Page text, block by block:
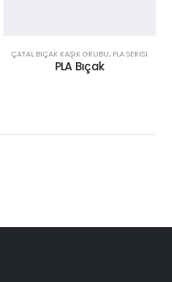
ÇATAL BIÇAK KAŞIK GRUBU, PLA SERISI
PLA Bıçak